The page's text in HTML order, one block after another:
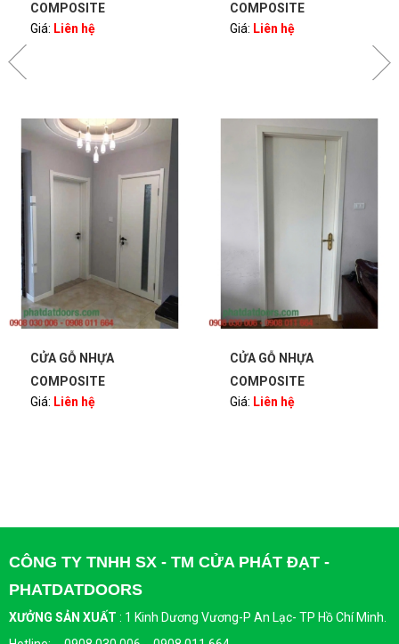
COMPOSITE
PHATDATDOORS
Giá: Liên hệ
CỬA GỖ NHỰA
COMPOSITE
PHATDATDOORS
Giá: Liên hệ
COMPOSITE
PHATDATDOORS
Giá: Liên hệ
CỬA GỖ NHỰA
COMPOSITE
PHATDATDOORS
Giá: Liên hệ
CÔNG TY TNHH SX - TM CỬA PHÁT ĐẠT -
PHATDATDOORS
XƯỞNG SẢN XUẤT : 1 Kinh Dương Vương-P An Lạc- TP Hồ Chí Minh.